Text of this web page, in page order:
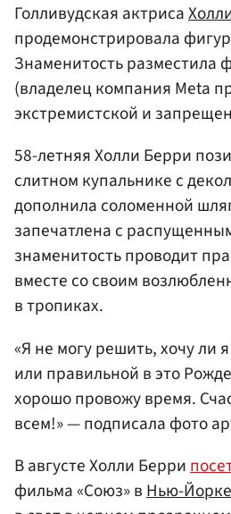
Голливудская актриса
продемонстрировала
Знаменитость разместила
(владелец компания Meta
экстремистской и
58-летняя Холли Берри
слитном купальнике с
дополнила соломенной
запечатлена с
знаменитость проводит
вместе со своим
в тропиках.
«Я не могу решить, хочу ли
или правильной в это
хорошо провожу время.
всем!» — подписала фото
В августе Холли Берри
фильма «Союз» вНью-Йорке